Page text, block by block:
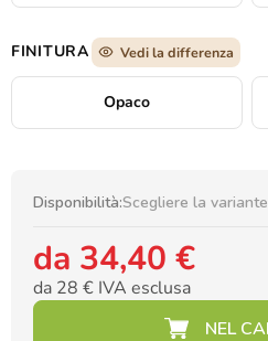
FINITURA Vedi la differenza
Opaco
Disponibilità:Scegliere la variante
da 34,40 €
da 28 € IVA esclusa
Prezzo della misura: